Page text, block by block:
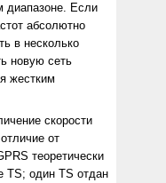
диапазоне. Если
абсолютно
в несколько
новую сеть
жестким
скорости
от
теоретически
TS; один TS отдан